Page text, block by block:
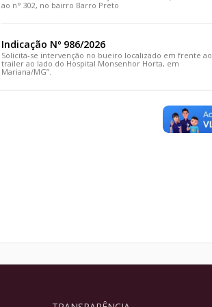
ao n° 302, no bairro Barro Preto
Indicação Nº 986/2026
Solicita-se intervenção no bueiro localizado em frente ao
trailer ao lado do Hospital Monsenhor Horta, em
Mariana/MG”.